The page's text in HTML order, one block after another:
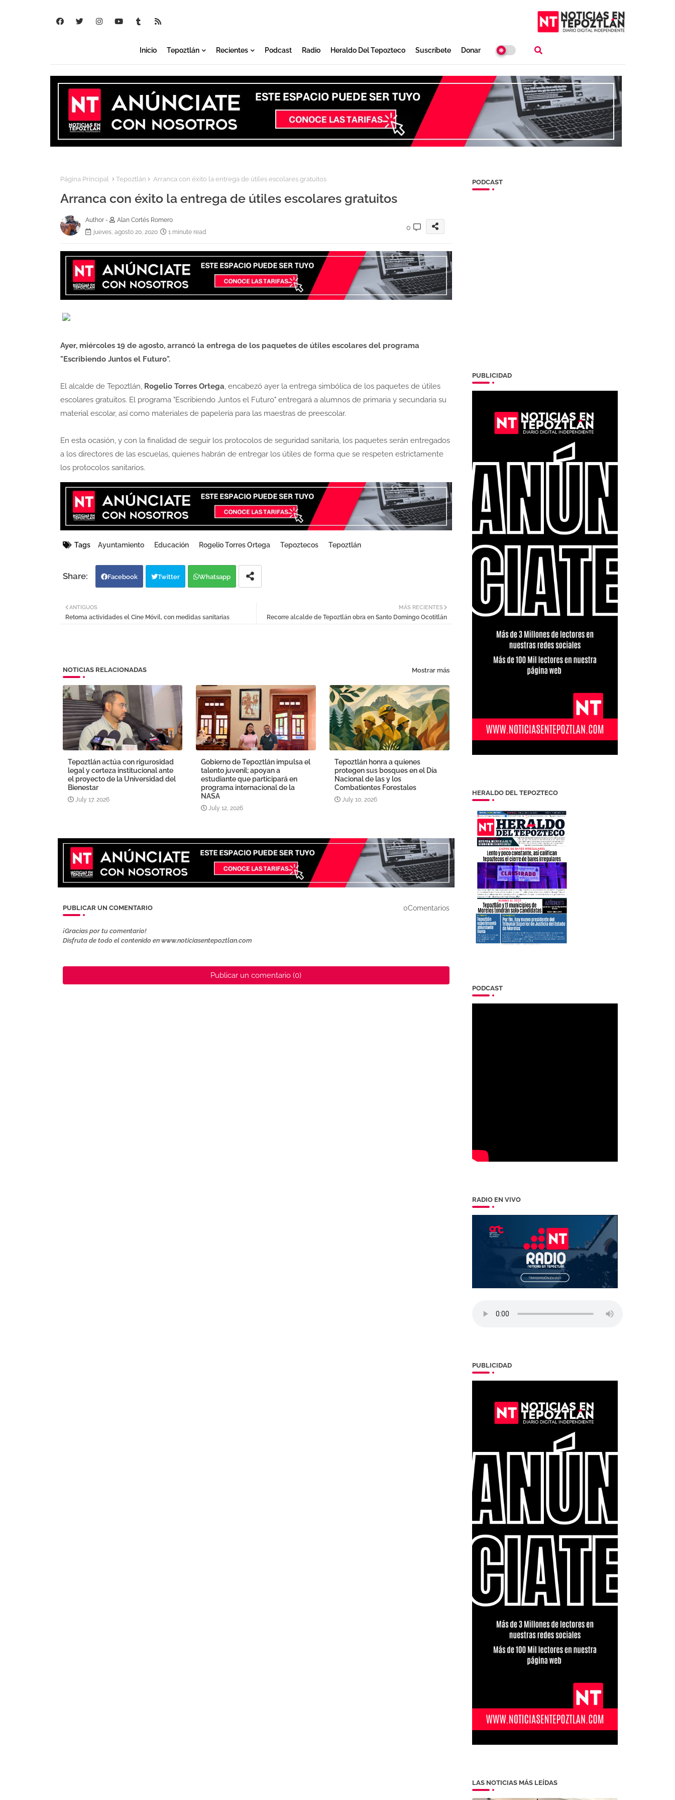
Inicio Tepoztlán Recientes Podcast Radio Heraldo Del Tepozteco Suscríbete Donar
Página Principal Tepoztlán Arranca con éxito la entrega de útiles escolares gratuitos
Arranca con éxito la entrega de útiles escolares gratuitos
Author -
Alan Cortés Romero
jueves, agosto 20, 2020
1 minute read
0
Ayer, miércoles 19 de agosto, arrancó la entrega de los paquetes de útiles escolares del programa
"Escribiendo Juntos el Futuro".
El alcalde de Tepoztlán, Rogelio Torres Ortega, encabezó ayer la entrega simbólica de los paquetes de útiles
escolares gratuitos. El programa "Escribiendo Juntos el Futuro" entregará a alumnos de primaria y secundaria su
material escolar, así como materiales de papelería para las maestras de preescolar.
En esta ocasión, y con la finalidad de seguir los protocolos de seguridad sanitaria, los paquetes serán entregados
a los directores de las escuelas, quienes habrán de entregar los útiles de forma que se respeten estrictamente
los protocolos sanitarios.
Tags Ayuntamiento Educación Rogelio Torres Ortega Tepoztecos Tepoztlán
Facebook Twitter Whatsapp
MÁS RECIENTES
Recorre alcalde de Tepoztlán obra en Santo Domingo Ocotitlán
ANTIGUOS
Retoma actividades el Cine Móvil, con medidas sanitarias
NOTICIAS RELACIONADAS Mostrar más
Tepoztlán actúa con rigurosidad
legal y certeza institucional ante
el proyecto de la Universidad del
Bienestar
July 17, 2026
Gobierno de Tepoztlán impulsa el
talento juvenil; apoyan a
estudiante que participará en
programa internacional de la
NASA
July 12, 2026
Tepoztlán honra a quienes
protegen sus bosques en el Día
Nacional de las y los
Combatientes Forestales
July 10, 2026
PUBLICAR UN COMENTARIO 0Comentarios
¡Gracias por tu comentario!
Disfruta de todo el contenido en www.noticiasentepoztlan.com
Publicar un comentario (0)
PODCAST
PUBLICIDAD
HERALDO DEL TEPOZTECO
PODCAST
RADIO EN VIVO
PUBLICIDAD
LAS NOTICIAS MÁS LEÍDAS